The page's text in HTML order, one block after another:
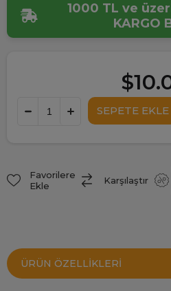
1000 TL ve
KARGO
Favorilere
Ekle
Karşılaştır
ÜRÜN ÖZELLIKLERI